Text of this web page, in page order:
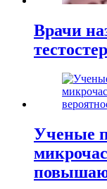
Врачи
Ученые